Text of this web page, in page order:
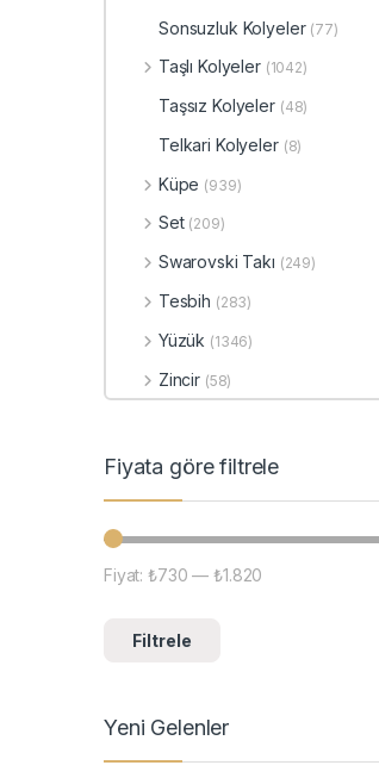
Sonsuzluk Kolyeler (77)
Taşlı Kolyeler (1042)
Taşsız Kolyeler (48)
Telkari Kolyeler (8)
Küpe (939)
Set (209)
Swarovski Takı (249)
Tesbih (283)
Yüzük (1346)
Zincir (58)
Fiyata göre filtrele
En düşük fiyat
En yüksek fiyat
Filtrele
Fiyat:₺730 —₺1.820
Yeni Gelenler